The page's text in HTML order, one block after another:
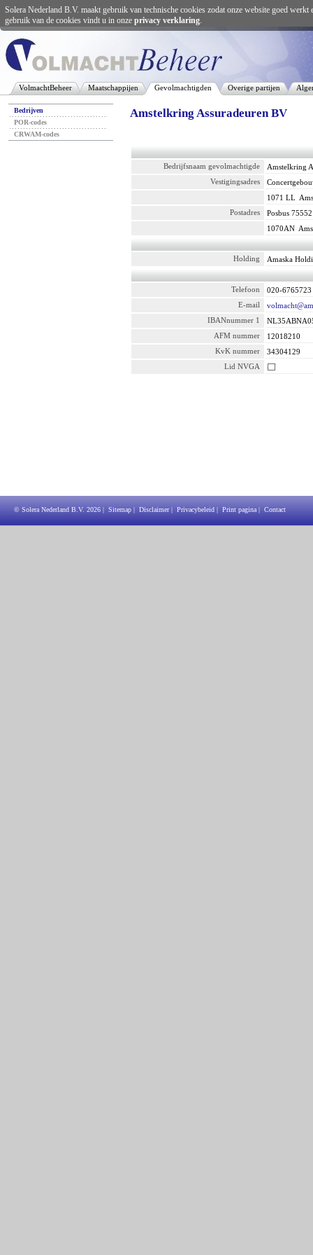
VolmachtBeheer Maatschappijen Gevolmachtigden Overige partijen
Bedrijven
POR-codes
CRWAM-codes
Amstelkring Assuradeuren BV
Bedrijfsnaam gevolmachtigde
Amstelkring
Vestigingsadres
1071 LL
Postadres
Posbus 75552
1070AN
Holding Amaska
Telefoon
020-6765723
E-mail
IBANnummer 1
AFM nummer
12018210
KvK nummer
34304129
Lid NVGA
© Solera Nederland B.V. 2026 | Sitemap | Disclaimer| Privacybeleid | Print pagina | Contact
Solera Nederland B.V. maakt gebruik van technische cookies zodat onze website goed
gebruik van de cookies vindt u in onze privacy verklaring.